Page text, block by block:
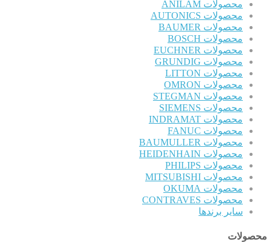
محصولات ANILAM
محصولات AUTONICS
محصولات BAUMER
محصولات BOSCH
محصولات EUCHNER
محصولات GRUNDIG
محصولات LITTON
محصولات OMRON
محصولات STEGMAN
محصولات SIEMENS
محصولات INDRAMAT
محصولات FANUC
محصولات BAUMULLER
محصولات HEIDENHAIN
محصولات PHILIPS
محصولات MITSUBISHI
محصولات OKUMA
محصولات CONTRAVES
سایر برندها
محصولات